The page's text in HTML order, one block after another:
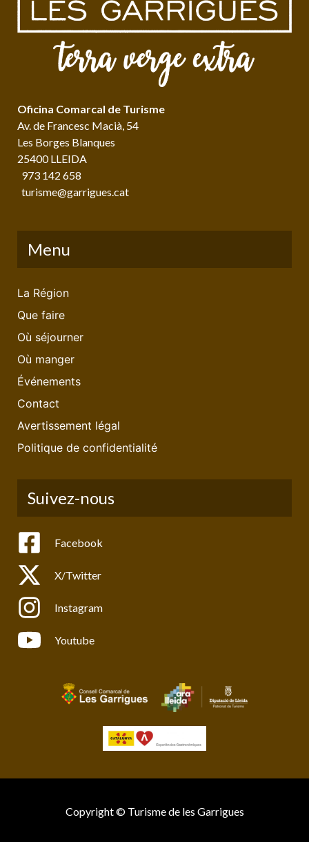
Oficina Comarcal de Turisme
Av. de Francesc Macià, 54
Les Borges Blanques
25400 LLEIDA
973 142 658
turisme@garrigues.cat
Menu
La Région
Que faire
Où séjourner
Où manger
Événements
Contact
Avertissement légal
Politique de confidentialité
Suivez-nous
Facebook
X/Twitter
Instagram
Youtube
Copyright © Turisme de les Garrigues